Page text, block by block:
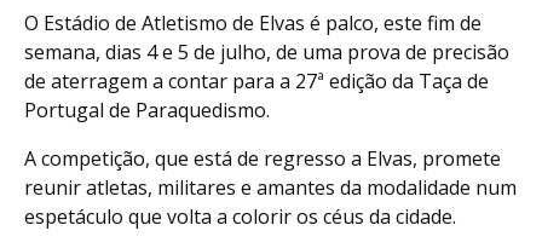
O Estádio de Atletismo de Elvas é palco, este fim de
semana, dias 4 e 5 de julho, de uma prova de precisão
de aterragem a contar para a 27ª edição da Taça de
Portugal de Paraquedismo.
A competição, que está de regresso a Elvas, promete
reunir atletas, militares e amantes da modalidade num
espetáculo que volta a colorir os céus da cidade.